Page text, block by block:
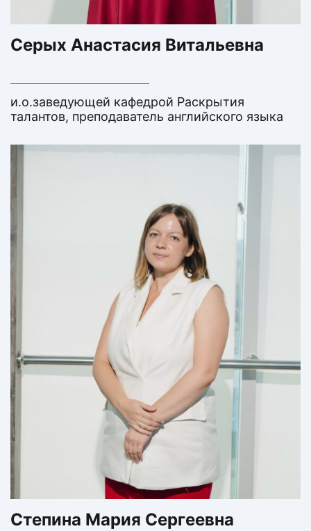
Серых Анастасия Витальевна
и.о.заведующей кафедрой Раскрытия
талантов, преподаватель английского языка
Степина Мария Сергеевна